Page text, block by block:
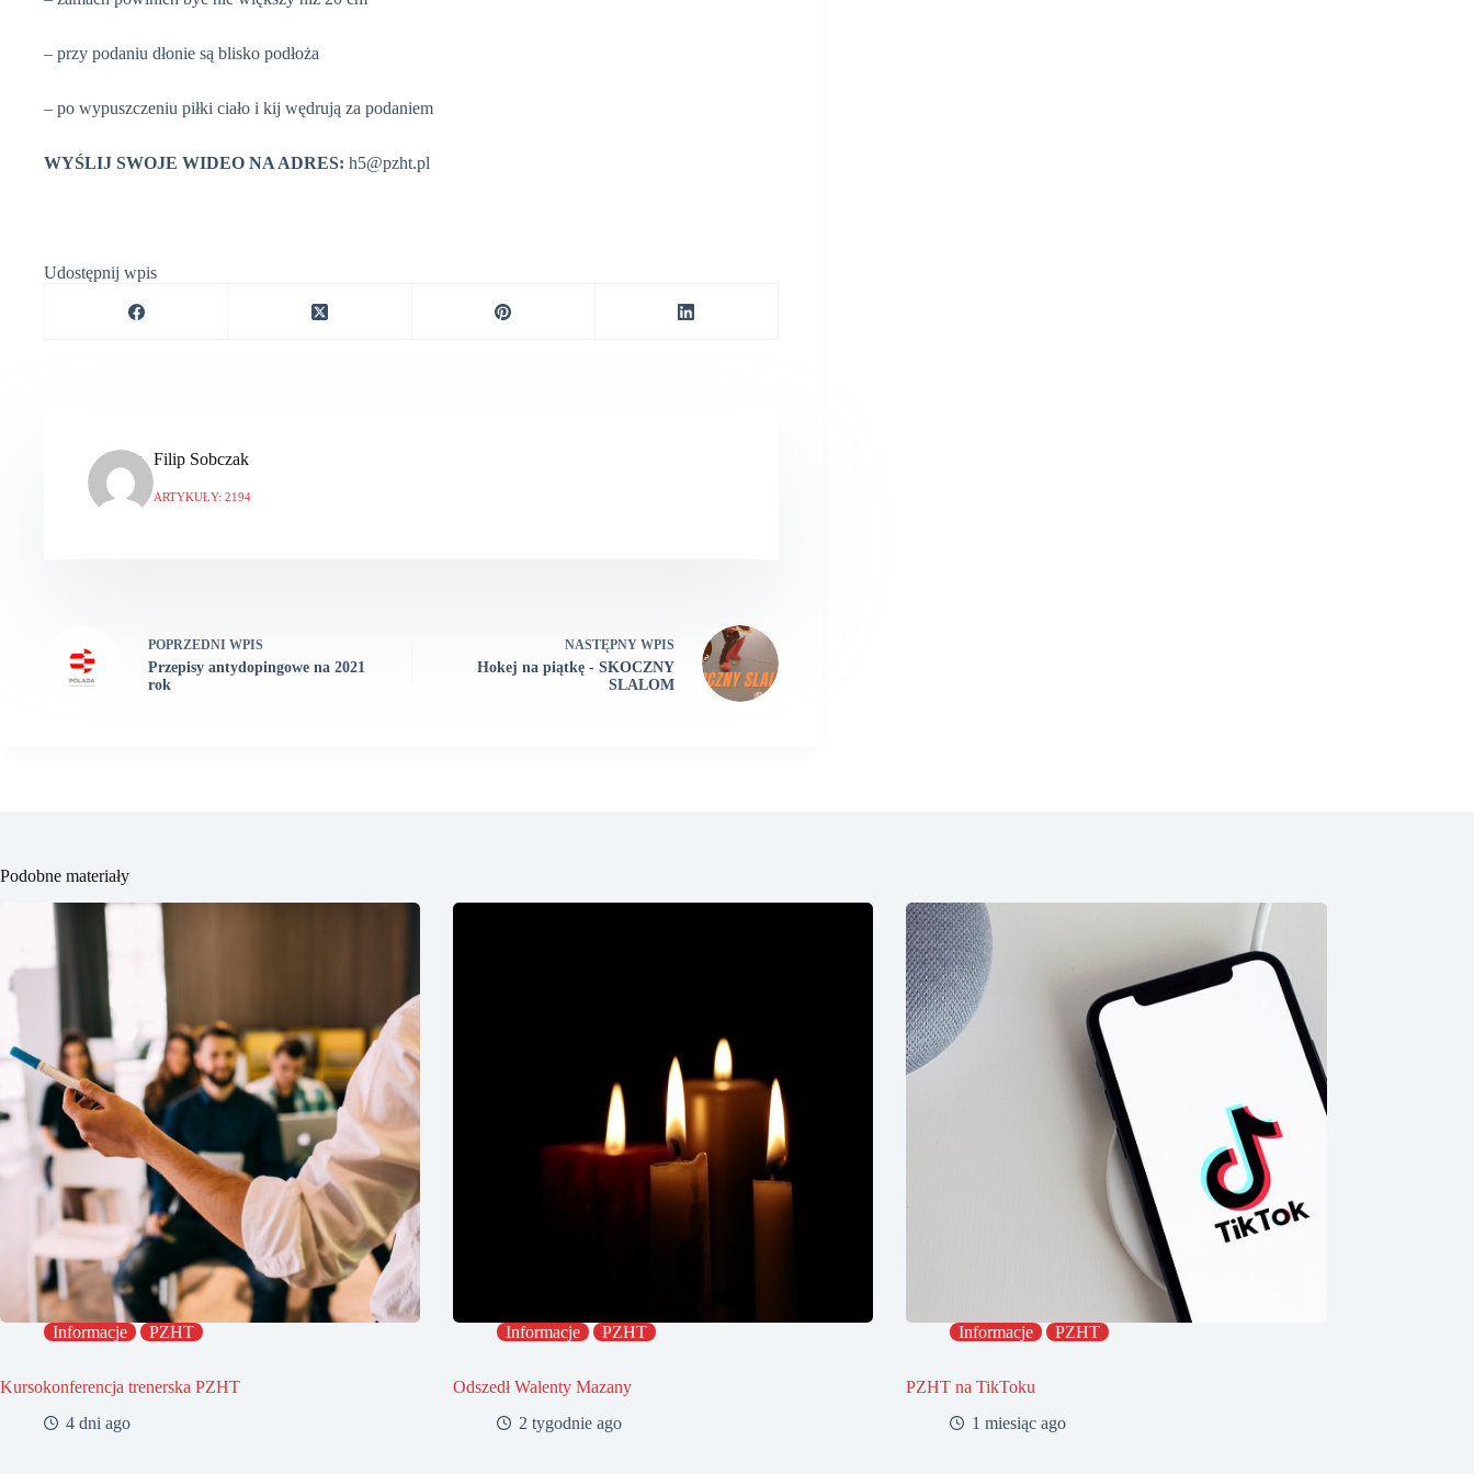
– przy podaniu dłonie są blisko podłoża
– po wypuszczeniu piłki ciało i kij wędrują za podaniem
WYŚLIJ SWOJE WIDEO NA ADRES: h5@pzht.pl
Udostępnij wpis
Filip Sobczak
ARTYKUŁY: 2194
POPRZEDNI WPIS
Przepisy antydopingowe na 2021
rok
NASTĘPNY WPIS
Hokej na piątkę - SKOCZNY
SLALOM
Podobne materiały
Informacje PZHT
Kursokonferencja trenerska PZHT
4 dni ago
Informacje PZHT
Odszedł Walenty Mazany
2 tygodnie ago
Informacje PZHT
PZHT na TikToku
1 miesiąc ago